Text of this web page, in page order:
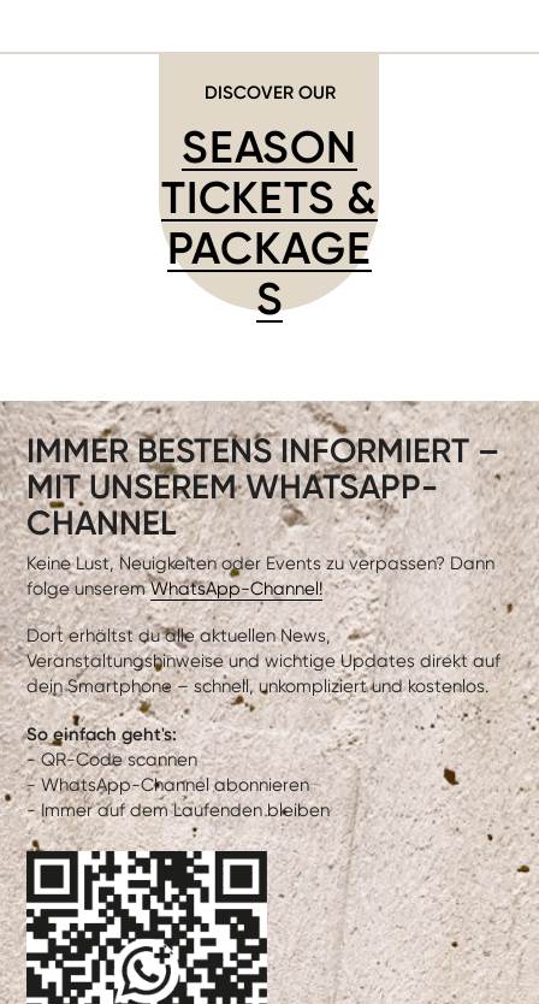
DISCOVER OUR
SEASON
TICKETS &
PACKAGE
S
IMMER BESTENS INFORMIERT –
MIT UNSEREM WHATSAPP-
CHANNEL
Keine Lust, Neuigkeiten oder Events zu verpassen? Dann
folge unseremWhatsApp-Channel!
Dort erhältst du alle aktuellen News,
Veranstaltungshinweise und wichtige Updates direkt auf
dein Smartphone – schnell, unkompliziert und kostenlos.
So einfach geht's:
- QR-Code scannen
- WhatsApp-Channel abonnieren
- Immer auf dem Laufenden bleiben